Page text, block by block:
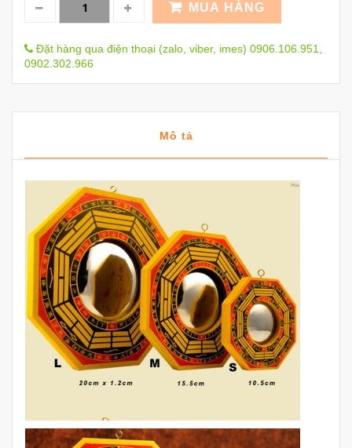
MUA HÀNG
Đặt hàng qua điện thoại (zalo, viber, imes) 0906.106.951,
0902.302.966
Mô tả